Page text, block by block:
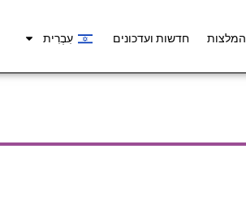
המלצות חדשות ועדכונים עִבְרִית